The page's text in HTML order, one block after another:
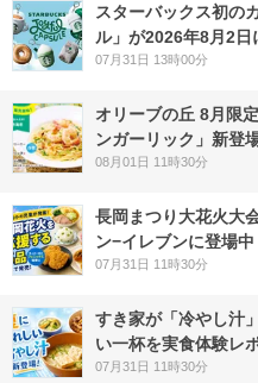
スターバックス初の
ル」が2026年8月2日
07月31日 13時00分
オリーブの丘 8月限
ンガーリック」新登
08月01日 11時30分
長岡まつり大花火大
ン−イレブンに登場中
07月31日 11時30分
すき家が「冷やし汁
い一杯を実食体験レ
07月31日 11時30分